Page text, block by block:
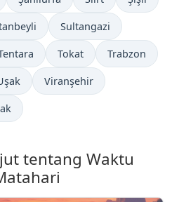
Sultangazi
Tokat Trabzon
Viranşehir
tentang Waktu